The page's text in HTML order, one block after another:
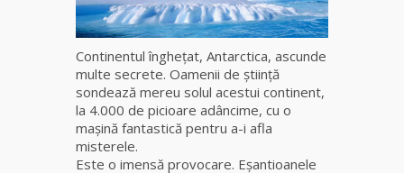
Tămăduitoarea
Ana Maria
Elena
Continentul îngheţat, Antarctica, ascunde
multe secrete. Oamenii de ştiinţă
sondează mereu solul acestui continent,
la 4.000 de picioare adâncime, cu o
maşină fantastică pentru a-i afla
misterele.
Este o imensă provocare. Eşantioanele